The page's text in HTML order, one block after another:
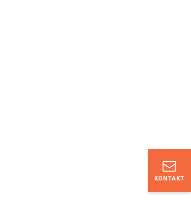
KONTAKT